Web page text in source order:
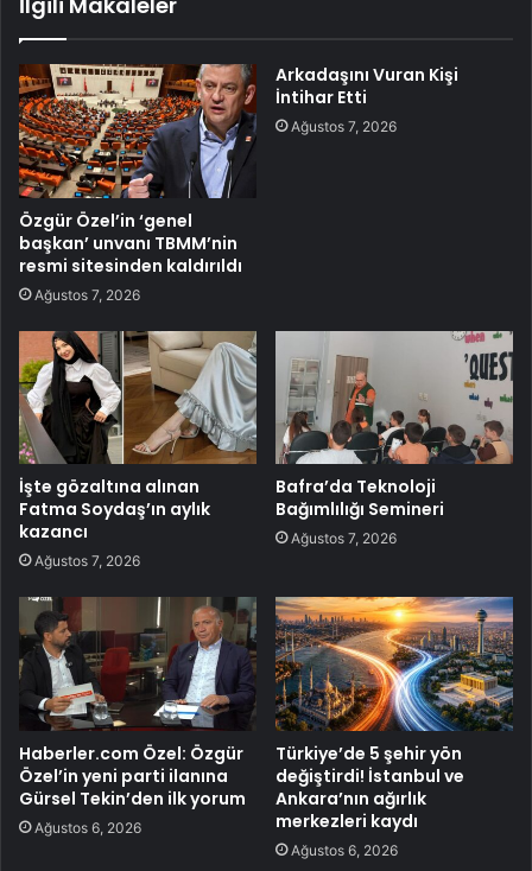
Özgür Özel’in ‘genel
başkan’ unvanı TBMM’nin
resmi sitesinden kaldırıldı
Ağustos 7, 2026
Arkadaşını Vuran Kişi
İntihar Etti
Ağustos 7, 2026
İşte gözaltına alınan
Fatma Soydaş’ın aylık
kazancı
Ağustos 7, 2026
Bafra’da Teknoloji
Bağımlılığı Semineri
Ağustos 7, 2026
Haberler.com Özel: Özgür
Özel’in yeni parti ilanına
Gürsel Tekin’den ilk yorum
Ağustos 6, 2026
Türkiye’de 5 şehir yön
değiştirdi! İstanbul ve
Ankara’nın ağırlık
merkezleri kaydı
Ağustos 6, 2026